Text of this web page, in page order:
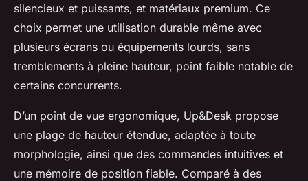
silencieux et puissants, et matériaux premium. Ce
choix permet une utilisation durable même avec
plusieurs écrans ou équipements lourds, sans
tremblements à pleine hauteur, point faible notable de
certains concurrents.
D’un point de vue ergonomique, Up&Desk propose
une plage de hauteur étendue, adaptée à toute
morphologie, ainsi que des commandes intuitives et
une mémoire de position fiable. Comparé à des